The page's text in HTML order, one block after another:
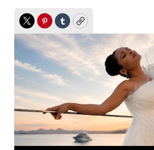
TwitterPinterest
TumblrCopy